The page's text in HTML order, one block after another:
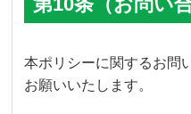
本ポリシーに関するお問
お願いいたします。